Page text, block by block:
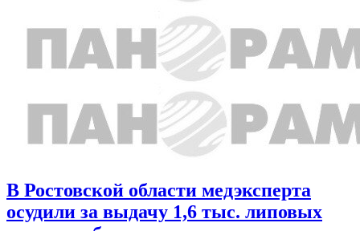
В Ростовской области медэксперта
осудили за выдачу 1,6 тыс. липовых